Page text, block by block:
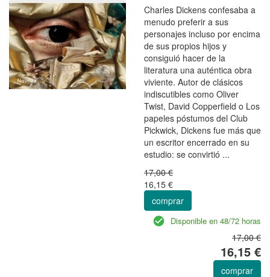
Charles Dickens confesaba a
menudo preferir a sus
personajes incluso por encima
de sus propios hijos y
consiguió hacer de la
literatura una auténtica obra
viviente. Autor de clásicos
indiscutibles como Oliver
Twist, David Copperfield o Los
papeles póstumos del Club
Pickwick, Dickens fue más que
un escritor encerrado en su
estudio: se convirtió ...
17,00 €
16,15 €
comprar
Disponible en 48/72 horas
17,00 €
16,15 €
comprar